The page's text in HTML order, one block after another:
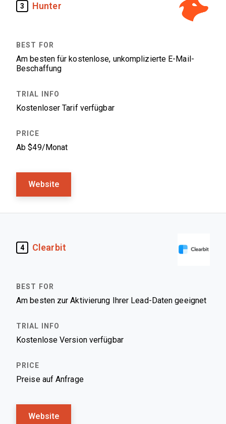
3 Hunter
Am besten für kostenlose, unkomplizierte E-Mail-
Beschaffung
Kostenloser Tarif verfügbar
Ab $49/Monat
Website
4 Clearbit
Am besten zur Aktivierung Ihrer Lead-Daten geeignet
Kostenlose Version verfügbar
Preise auf Anfrage
Website